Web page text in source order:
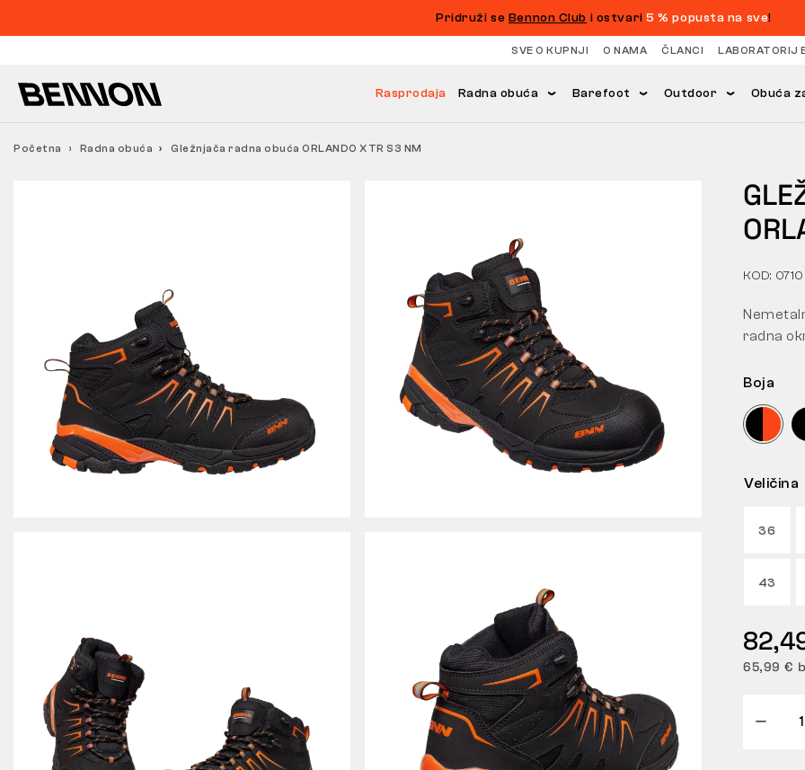
Pridruži se Bennon Club i ostvari5 % popusta na sve!
SVE O KUPNJI O NAMA ČLANCI LABORATORIJ
Rasprodaja Radna obuća Barefoot Outdoor Obuća
Početna Radna obuća Gležnjača radna obuća ORLANDO XTR S3 NM
KOD:
Boja
Veličina
36
43
65,99 €
radna